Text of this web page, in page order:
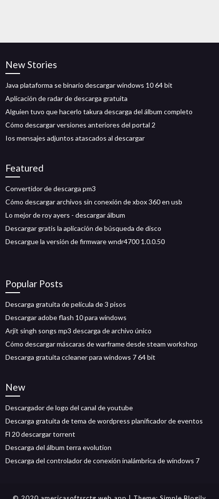
New Stories
Java plataforma se binario descargar windows 10 64 bit
Aplicación de radar de descarga gratuita
Alguien tuvo que hacerlo takura descarga del álbum completo
Cómo descargar versiones anteriores del portal 2
Ios mensajes adjuntos atascados al descargar
Featured
Convertidor de descarga pm3
Cómo descargar archivos sin conexión de xbox 360 en usb
Lo mejor de roy ayers - descargar álbum
Descargar gratis la aplicación de búsqueda de disco
Descargue la versión de firmware wndr4700 1.0.0.50
Popular Posts
Descarga gratuita de película de 3 pisos
Descargar adobe flash 10 para windows
Arjit singh songs mp3 descarga de archivo único
Cómo descargar máscaras de warframe desde steam workshop
Descarga gratuita ccleaner para windows 7 64 bit
New
Descargador de logo del canal de youtube
Descarga gratuita de tema de wordpress planificador de eventos
Fl 20 descargar torrent
Descarga del álbum terra evolution
Descarga del controlador de conexión inalámbrica de windows 7